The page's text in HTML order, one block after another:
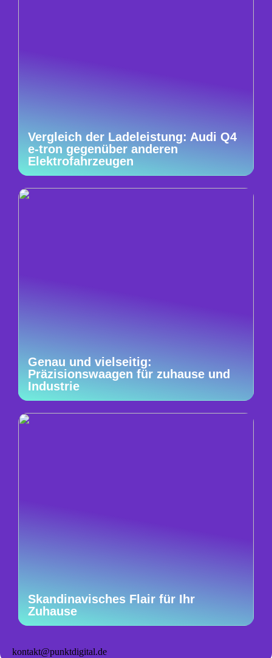
Vergleich der Ladeleistung: Audi Q4
e-tron gegenüber anderen
Elektrofahrzeugen
Genau und vielseitig:
Präzisionswaagen für zuhause und
Industrie
Skandinavisches Flair für Ihr
Zuhause
kontakt@punktdigital.de